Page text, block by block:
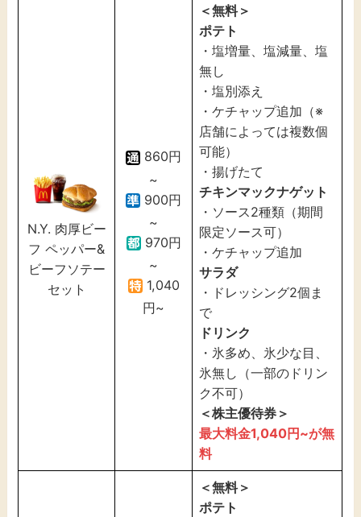
N.Y. 肉厚ビー
フ ペッパー&
ビーフソテー
セット
860円
~
900円
~
970円
~
1,040
円~
＜無料＞
ポテト
・塩増量、塩減量、塩
無し
・塩別添え
・ケチャップ追加（※
店舗によっては複数個
可能）
・揚げたて
チキンマックナゲット
・ソース2種類（期間
限定ソース可）
・ケチャップ追加
サラダ
・ドレッシング2個ま
で
ドリンク
・氷多め、氷少な目、
氷無し（一部のドリン
ク不可）
＜株主優待券＞
最大料金1,040円~が無
料
＜無料＞
ポテト